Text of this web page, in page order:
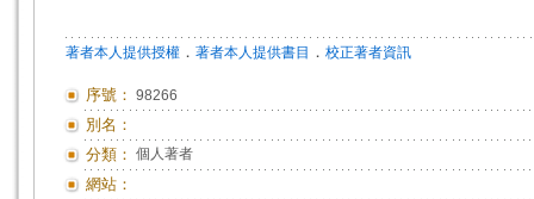
著者本人提供授權 ． 著者本人提供書目 ． 校正著者資訊
序號： 98266
別名：
分類： 個人著者
網站：